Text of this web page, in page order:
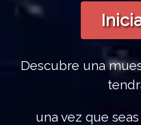
Descubre una
una vez que